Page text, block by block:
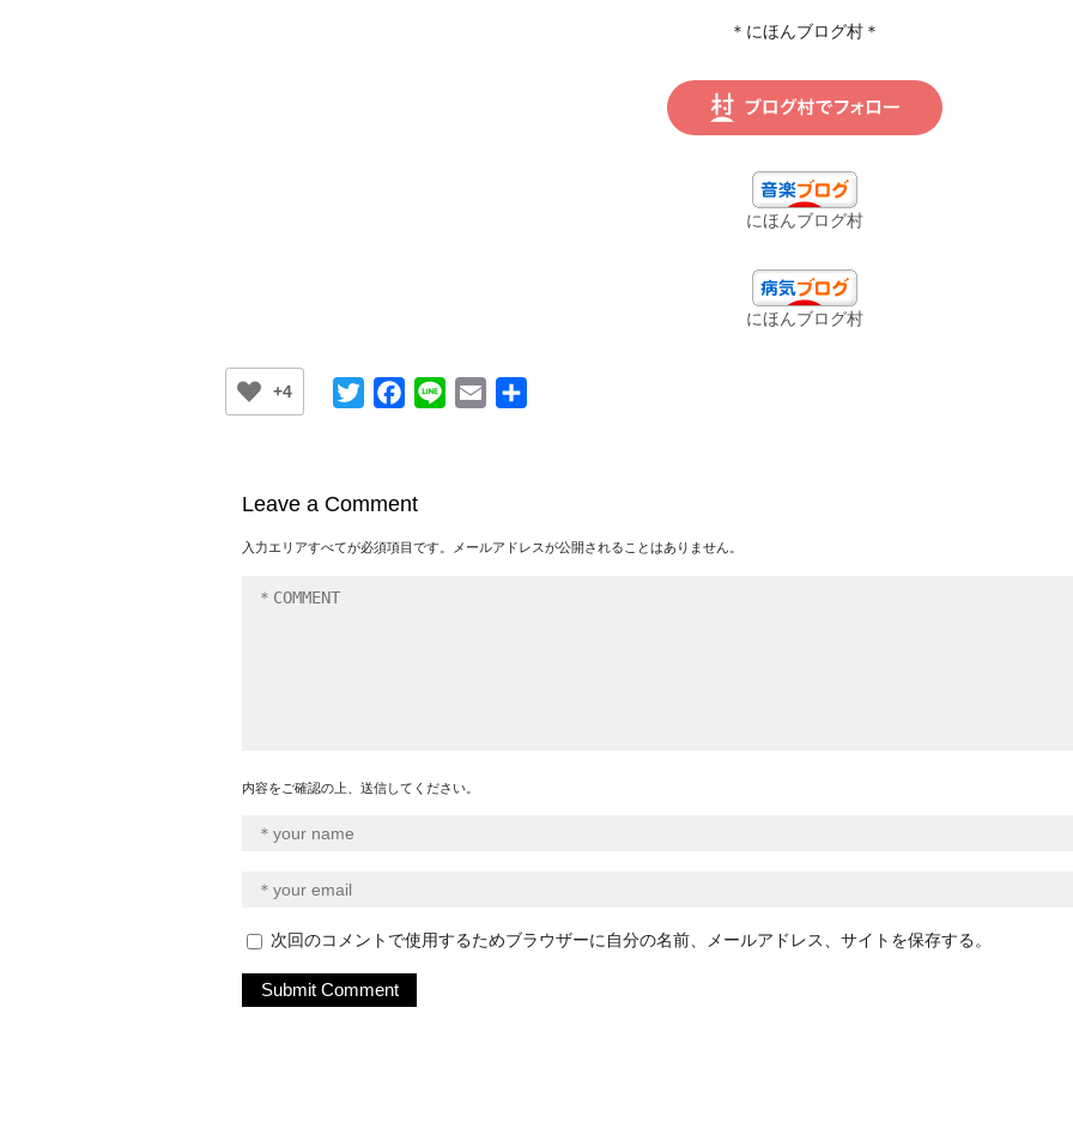
＊にほんブログ村＊
にほんブログ村
にほんブログ村
+4 TwitterFacebook
Line Email
Leave a Comment
入力エリアすべてが必須項目です。メールアドレスが公開されることはありません。
内容をご確認の上、送信してください。
次回のコメントで使用するためブラウザーに自分の名前、メールアドレス、サイトを保存する。